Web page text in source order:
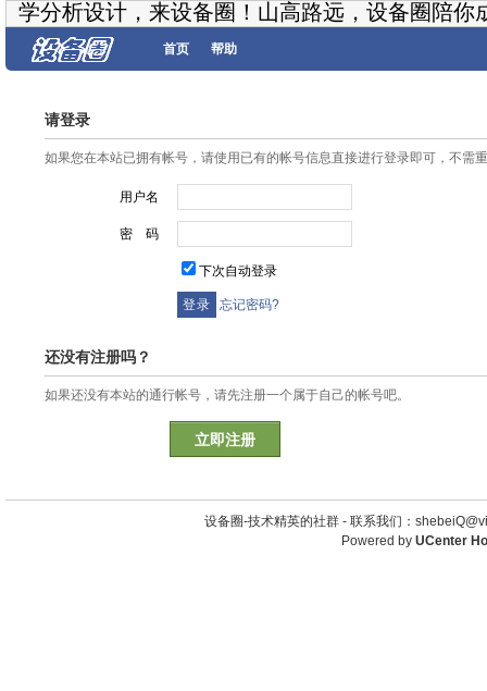
学分析设计，来设备圈！山高路远，设备圈陪你
首页 帮助
请登录
如果您在本站已拥有帐号，请使用已有的帐号信息直接进行登录即可，不需
用户名
密 码
下次自动登录
忘记密码?
还没有注册吗？
如果还没有本站的通行帐号，请先注册一个属于自己的帐号吧。
立即注册
设备圈-技术精英的社群 - 联系我们：
Powered by UCenter